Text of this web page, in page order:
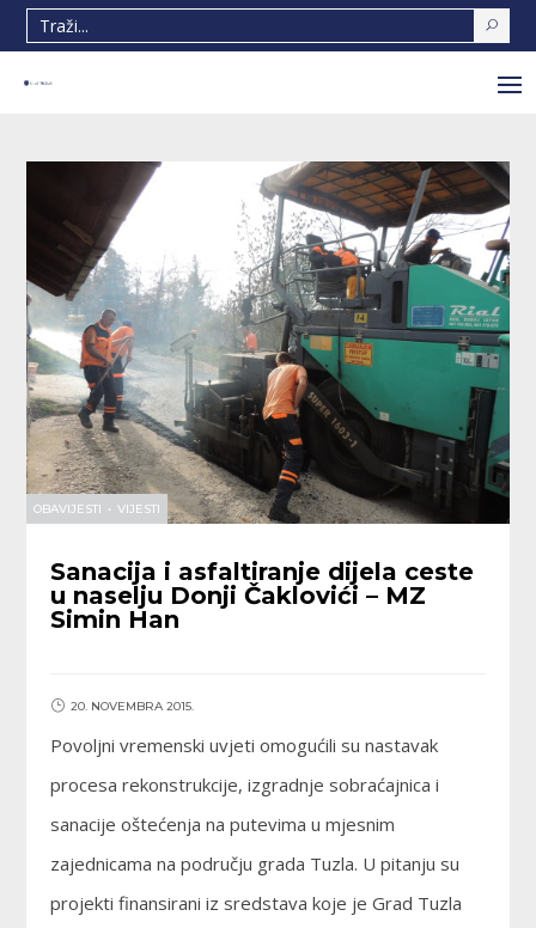
OBAVIJESTI • VIJESTI
Sanacija i asfaltiranje dijela ceste
u naselju Donji Čaklovići – MZ
Simin Han
20. NOVEMBRA 2015.
Povoljni vremenski uvjeti omogućili su nastavak
procesa rekonstrukcije, izgradnje sobraćajnica i
sanacije oštećenja na putevima u mjesnim
zajednicama na području grada Tuzla. U pitanju su
projekti finansirani iz sredstava koje je Grad Tuzla